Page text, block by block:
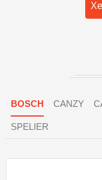
BOSCH CANZY
SPELIER